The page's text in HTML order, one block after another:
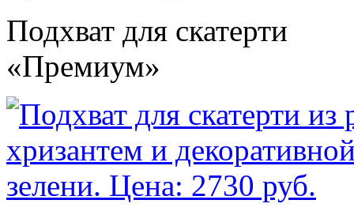
Подхват для скатерти
«Премиум»